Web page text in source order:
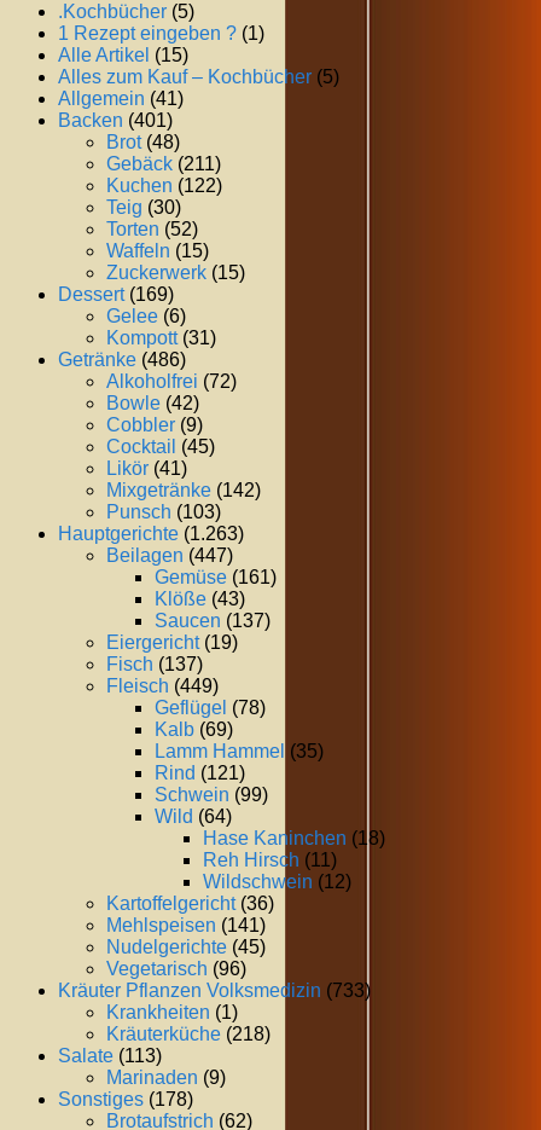
.Kochbücher (5)
1 Rezept eingeben ? (1)
Alle Artikel (15)
Alles zum Kauf – Kochbücher (5)
Allgemein (41)
Backen (401)
Brot(48)
Gebäck (211)
Kuchen (122)
Teig (30)
Torten (52)
Waffeln (15)
Zuckerwerk (15)
Dessert(169)
Gelee (6)
Kompott(31)
Getränke (486)
Alkoholfrei (72)
Bowle (42)
Cobbler (9)
Cocktail (45)
Likör (41)
Mixgetränke (142)
Punsch (103)
Hauptgerichte (1.263)
Beilagen (447)
Gemüse (161)
Klöße (43)
Saucen (137)
Eiergericht(19)
Fisch (137)
Fleisch (449)
Geflügel (78)
Kalb (69)
Lamm Hammel (35)
Rind (121)
Schwein (99)
Wild (64)
Hase Kaninchen (18)
Reh Hirsch (11)
Wildschwein (12)
Kartoffelgericht(36)
Mehlspeisen (141)
Nudelgerichte (45)
Vegetarisch (96)
Kräuter Pflanzen Volksmedizin (733)
Krankheiten (1)
Kräuterküche (218)
Salate (113)
Marinaden (9)
Sonstiges (178)
Brotaufstrich (62)